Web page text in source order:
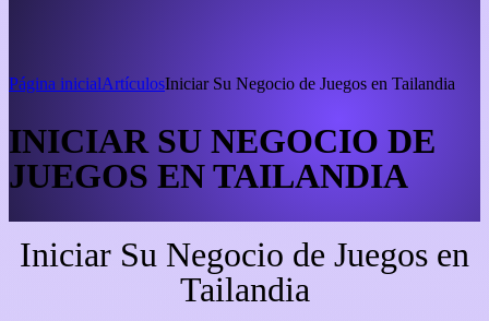
Página inicialArtículosIniciar Su Negocio de Juegos en Tailandia
INICIAR SU NEGOCIO DE
JUEGOS EN TAILANDIA
Iniciar Su Negocio de Juegos en
Tailandia